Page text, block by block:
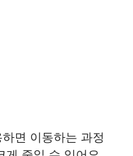
면 이동하는 과정